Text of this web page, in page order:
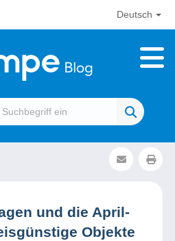
Deutsch
und die April-
Objekte